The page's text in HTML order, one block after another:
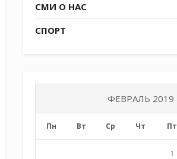
СМИ О НАС
СПОРТ
ФЕВРАЛЬ 2019
Пн Вт Ср Чт Пт
1